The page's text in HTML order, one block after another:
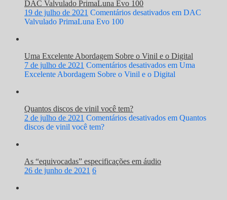
DAC Valvulado PrimaLuna Evo 100
19 de julho de 2021 Comentários desativados em DAC
Valvulado PrimaLuna Evo 100
Uma Excelente Abordagem Sobre o Vinil e o Digital
7 de julho de 2021 Comentários desativados em Uma
Excelente Abordagem Sobre o Vinil e o Digital
Quantos discos de vinil você tem?
2 de julho de 2021 Comentários desativados em Quantos
discos de vinil você tem?
As “equivocadas” especificações em áudio
26 de junho de 2021 6